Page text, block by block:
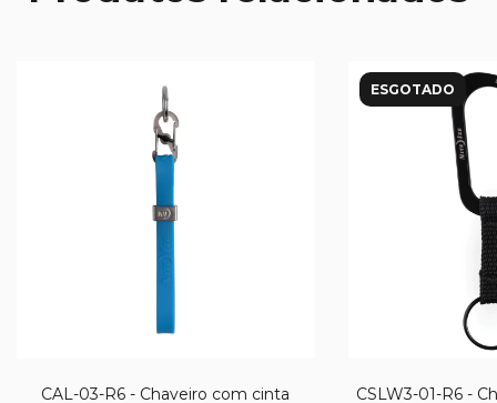
CAL-03-R6 - Chaveiro com cinta
ESGOTADO
CSLW3-01-R6 -